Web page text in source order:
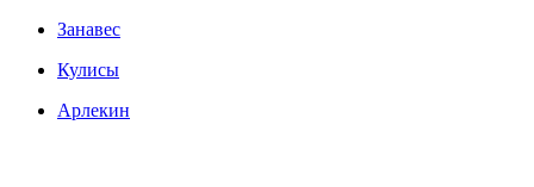
Занавес
Кулисы
Арлекин